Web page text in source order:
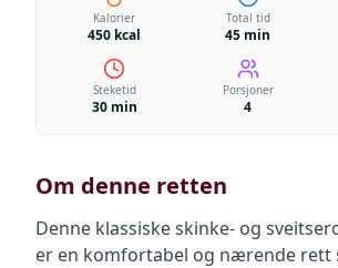
Kalorier
450 kcal
Total tid
45 min
Steketid
30 min
Porsjoner
4
Om denne retten
Denne klassiske skinke- og
er en komfortabel og nærende rett